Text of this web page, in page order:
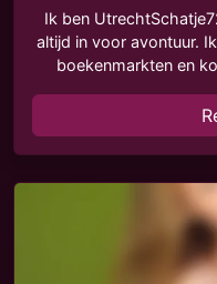
Ik ben
altijd in voor avontuur.
boekenmarkten en